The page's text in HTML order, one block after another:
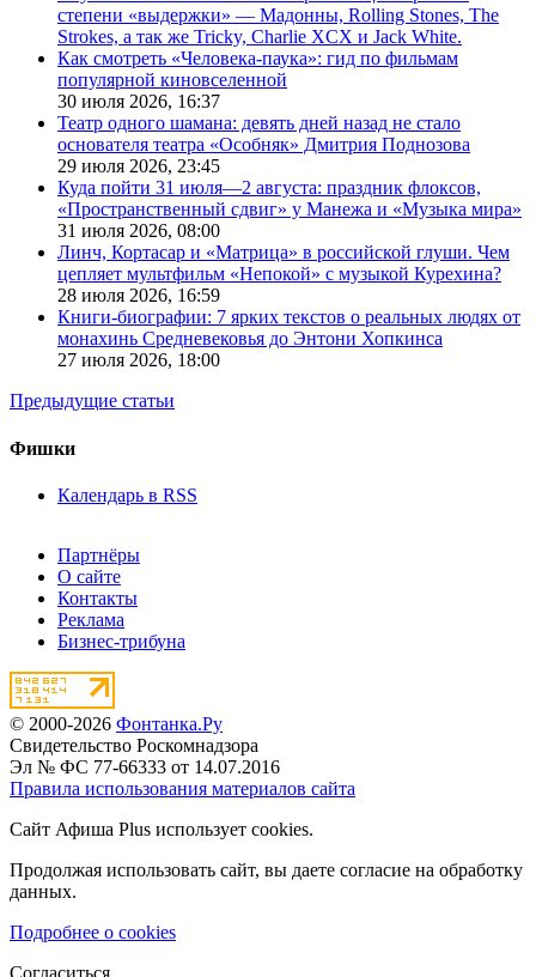
степени «выдержки» — Мадонны, Rolling Stones, The
Strokes, а так же Tricky, Charlie XCX и Jack White.
Как смотреть «Человека-паука»: гид по фильмам
популярной киновселенной
30 июля 2026, 16:37
Театр одного шамана: девять дней назад не стало
основателя театра «Особняк» Дмитрия Поднозова
29 июля 2026, 23:45
Куда пойти 31 июля—2 августа: праздник флоксов,
«Пространственный сдвиг» у Манежа и «Музыка мира»
31 июля 2026, 08:00
Линч, Кортасар и «Матрица» в российской глуши. Чем
цепляет мультфильм «Непокой» с музыкой Курехина?
28 июля 2026, 16:59
Книги-биографии: 7 ярких текстов о реальных людях от
монахинь Средневековья до Энтони Хопкинса
27 июля 2026, 18:00
Предыдущие статьи
Фишки
Календарь в RSS
Партнёры
О сайте
Контакты
Реклама
Бизнес-трибуна
© 2000-2026 Фонтанка.Ру
Свидетельство Роскомнадзора
Эл № ФС 77-66333 от 14.07.2016
Правила использования материалов сайта
Сайт Афиша Plus использует cookies.
Продолжая использовать сайт, вы даете согласие на обработку
данных.
Подробнее о cookies
Согласиться